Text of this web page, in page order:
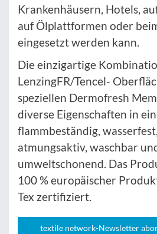
Krankenhäusern, Hotels,
auf Ölplattformen oder
eingesetzt werden kann.
Die einzigartige
LenzingFR/Tencel-
speziellen Dermofresh
diverse Eigenschaften in
flammbeständig,
atmungsaktiv, waschbar
umweltschonend. Das
100 % europäischer
Tex zertifiziert.
textile network-Newsletter